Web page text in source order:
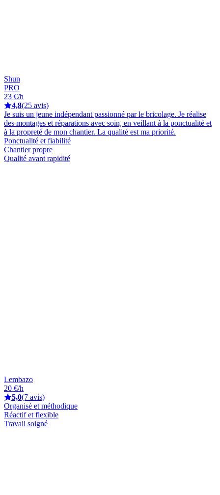
Shun
PRO
23 €/h
4,8(25 avis)
Je suis un jeune indépendant passionné par le bricolage. Je réalise
des montages et réparations avec soin, en veillant à la ponctualité et
à la propreté de mon chantier. La qualité est ma priorité.
Ponctualité et fiabilité
Chantier propre
Qualité avant rapidité
Lembazo
20 €/h
5,0(7 avis)
Organisé et méthodique
Réactif et flexible
Travail soigné